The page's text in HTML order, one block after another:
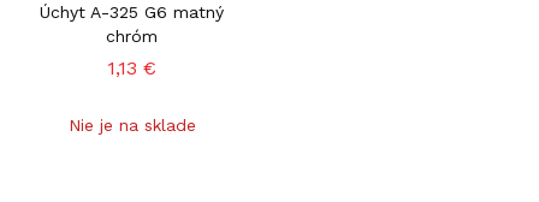
Úchyt A-325 G6 matný
chróm
1,13 €
Nie je na sklade